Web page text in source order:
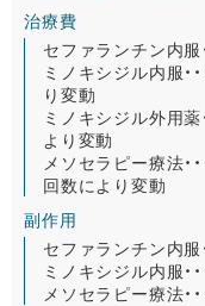
治療費
セファランチン内服
ミノキシジル内服
り変動
ミノキシジル外用
より変動
メソセラピー療法・
回数により変動
副作用
セファランチン内服
ミノキシジル内服・
メソセラピー療法・